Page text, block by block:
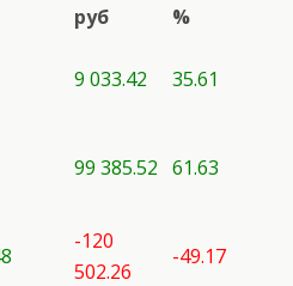
руб
%
9 033.42 35.61
99 385.52 61.63
-120
502.26
-49.17